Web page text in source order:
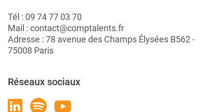
Tél : 09 74 77 03 70
Mail : contact@comptalents.fr
Adresse : 78 avenue des Champs Élysées B562 -
75008 Paris
Réseaux sociaux